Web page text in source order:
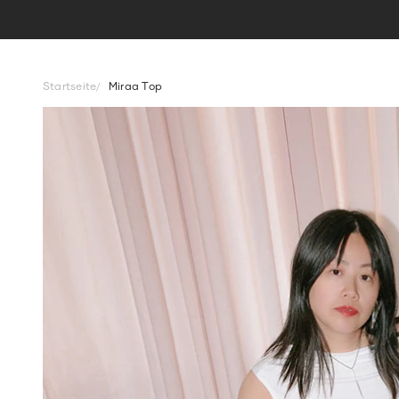
Startseite Miraa Top